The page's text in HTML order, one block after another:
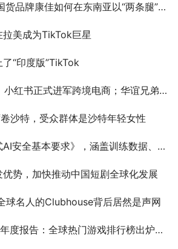
康佳如何在东南亚以“两条腿”走出新未来？
美成为TikTok巨星
“印度版”TikTok
商；华谊兄弟清仓英雄互娱获利约9100万；Meta与台积电合作测试首款自研AI芯片
沙特，受众群体是沙特年轻女性
基本要求》，涵盖训练数据、生成内容等
优势，加快推动中国短剧全球化发展
球名人的Clubhouse背后居然是声网
球热门游戏排行榜出炉，《PUBG MOBILE》成MAU之王